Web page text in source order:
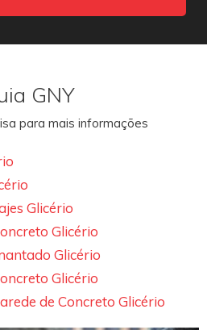
GNY
para mais informações
Glicério
Glicério
Glicério
Glicério
de Concreto Glicério